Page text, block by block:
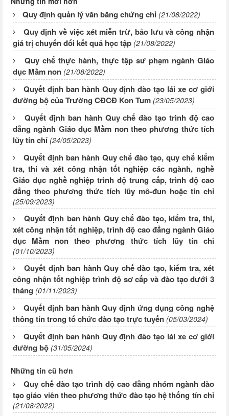
Quy định quản lý văn bằng chứng chỉ (21/08/2022)
Quy định về việc xét miễn trừ, bảo lưu và công nhận
giá trị chuyển đổi kết quả học tập (21/08/2022)
Quy chế thực hành, thực tập sư phạm ngành Giáo
dục Mầm non (21/08/2022)
Quyết định ban hành Quy định đào tạo lái xe cơ giới
đường bộ của Trường CĐCĐ Kon Tum (23/05/2023)
Quyết định ban hành Quy chế đào tạo trình độ cao
đẳng ngành Giáo dục Mầm non theo phương thức tích
lũy tín chỉ (24/05/2023)
Quyết định ban hành Quy chế đào tạo, quy chế kiểm
tra, thi và xét công nhận tốt nghiệp các ngành, nghề
Giáo dục nghề nghiệp trình độ trung cấp, trình độ cao
đẳng theo phương thức tích lũy mô-đun hoặc tín chỉ
(25/09/2023)
Quyết định ban hành Quy chế đào tạo, kiểm tra, thi,
xét công nhận tốt nghiệp, trình độ cao đẳng ngành Giáo
dục Mầm non theo phương thức tích lũy tín chỉ
(01/10/2023)
Quyết định ban hành Quy chế đào tạo, kiểm tra, xét
công nhận tốt nghiệp trình độ sơ cấp và đào tạo dưới 3
tháng (01/11/2023)
Quyết định ban hành Quy định ứng dụng công nghệ
thông tin trong tổ chức đào tạo trực tuyến (05/03/2024)
Quyết định ban hành Quy định đào tạo lái xe cơ giới
đường bộ (31/05/2024)
Những tin cũ hơn
Quy chế đào tạo trình độ cao đẳng nhóm ngành đào
tạo giáo viên theo phương thức đào tạo hệ thống tín chỉ
(21/08/2022)